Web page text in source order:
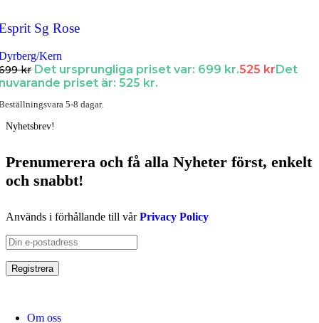
Sg Rose
Kern
kr Det ursprungliga priset var: 699 kr.525 krDet
priset är: 525 kr.
5-8 dagar.
Nyhetsbrev!
Prenumerera och få alla Nyheter först, enkelt
och snabbt!
Används i förhållande till vårPrivacy Policy
Om oss